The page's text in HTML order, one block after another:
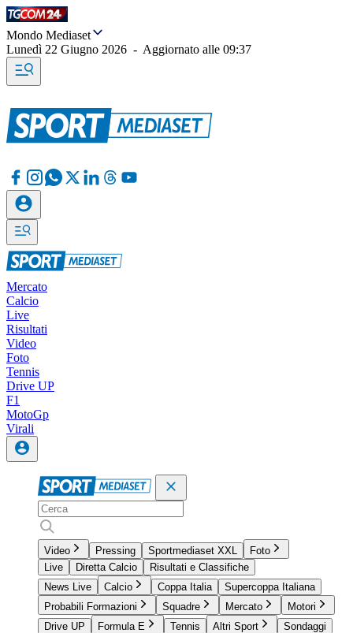
Mondo Mediaset
Lunedì 22 Giugno 2026 - Aggiornato alle 09:37
Mercato
Calcio
Live
Risultati
Video
Foto
Tennis
Drive UP
F1
MotoGp
Virali
Video Pressing Sportmediaset XXL
Foto
Live
Diretta Calcio
Risultati e Classifiche
News Live
Calcio Coppa Italia
Supercoppa Italiana
Probabili Formazioni
Squadre Mercato
Motori
Drive UP
Formula E Tennis Altri Sport
Sondaggi